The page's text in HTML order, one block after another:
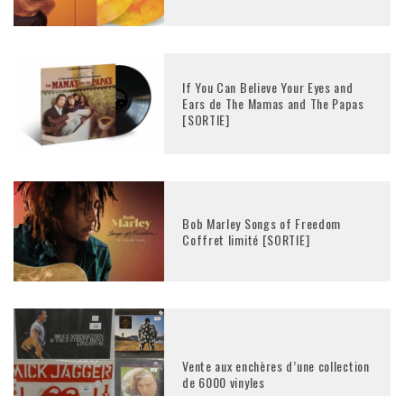
If You Can Believe Your Eyes and
Ears de The Mamas and The Papas
[SORTIE]
Bob Marley Songs of Freedom
Coffret limité [SORTIE]
Vente aux enchères d’une collection
de 6000 vinyles